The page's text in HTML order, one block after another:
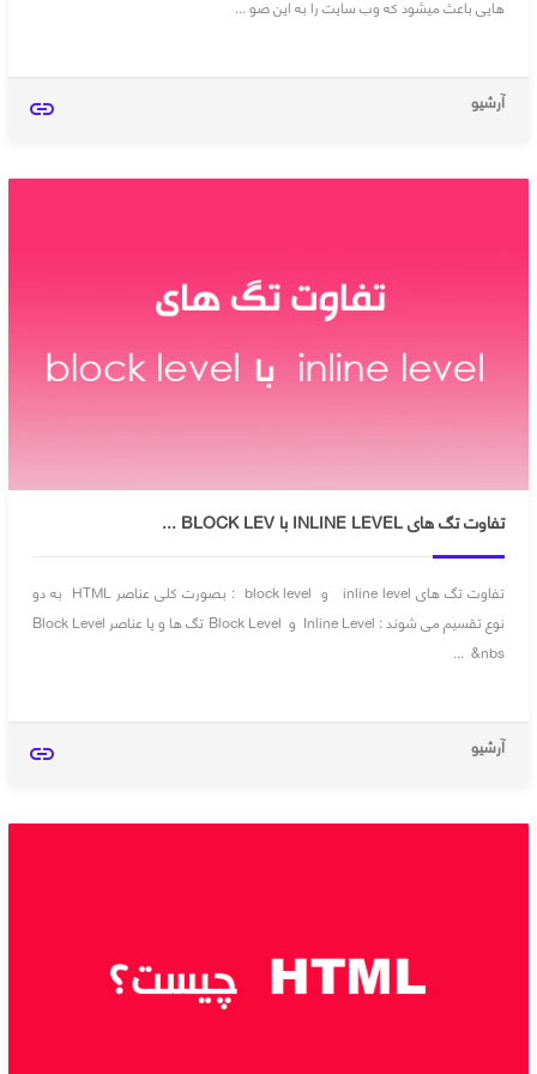
هایی باعث میشود که وب سایت را به این صو ...
آرشیو link
تفاوت تگ های INLINE LEVEL با BLOCK LEV ...
تفاوت تگ های inline level و block level : بصورت کلی عناصر HTML به دو
نوع تقسیم می شوند : Inline Level و Block Level تگ ها و یا عناصر Block Level
&nbs ...
آرشیو link